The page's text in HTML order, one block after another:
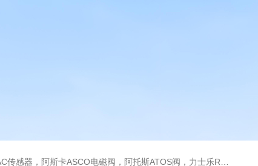
，力士乐Rexroth泵，爱普EPRO传感器，穆格MOOG伺服阀，宝德BURKERT电磁阀，倍加福P F传感器